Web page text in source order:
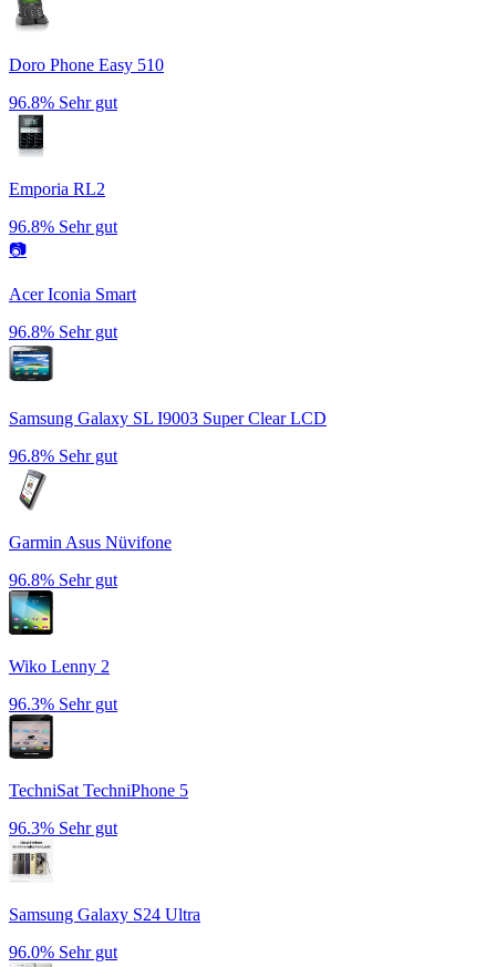
Doro Phone Easy 510
96.8% Sehr gut
Emporia RL2
96.8% Sehr gut
📷
Acer Iconia Smart
96.8% Sehr gut
Samsung Galaxy SL I9003 Super Clear LCD
96.8% Sehr gut
Garmin Asus Nüvifone
96.8% Sehr gut
Wiko Lenny 2
96.3% Sehr gut
TechniSat TechniPhone 5
96.3% Sehr gut
Samsung Galaxy S24 Ultra
96.0% Sehr gut